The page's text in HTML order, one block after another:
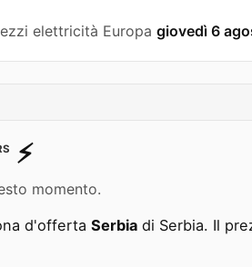
elettricità Europa giovedì 6
⚡️
momento.
d'offerta Serbia di Serbia. Il